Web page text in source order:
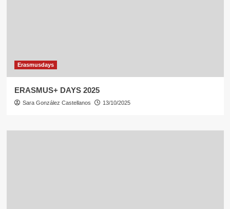
Erasmusdays
ERASMUS+ DAYS 2025
Sara González Castellanos 13/10/2025